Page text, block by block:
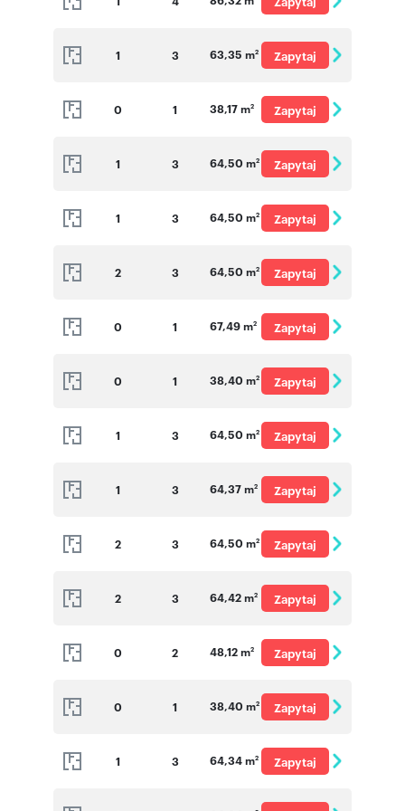
1 3 63,35 m2
Zapytaj
0 1 38,17 m2
Zapytaj
1 3 64,50 m2
Zapytaj
1 3 64,50 m2
Zapytaj
2 3 64,50 m2
Zapytaj
0 1 67,49 m2
Zapytaj
0 1 38,40 m2
Zapytaj
1 3 64,50 m2
Zapytaj
1 3 64,37 m2
Zapytaj
2 3 64,50 m2
Zapytaj
2 3 64,42 m2
Zapytaj
0 2 48,12 m2
Zapytaj
0 1 38,40 m2
Zapytaj
1 3 64,34 m2
Zapytaj